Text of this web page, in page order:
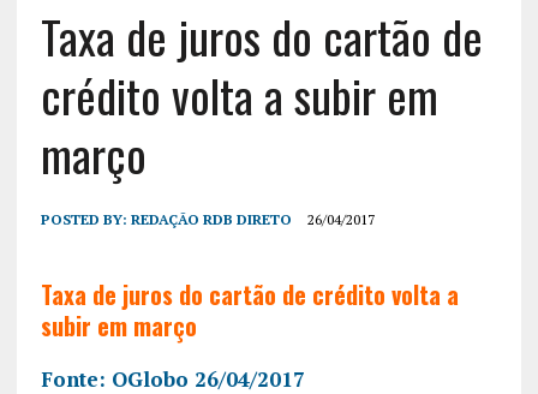
Taxa de juros do cartão de
crédito volta a subir em
março
POSTED BY: REDAÇÃO RDB DIRETO 26/04/2017
Taxa de juros do cartão de crédito volta a
subir em março
Fonte: OGlobo 26/04/2017